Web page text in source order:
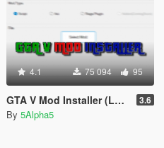
4.1 75 094 95
GTA V Mod Installer (Legacy) 3.6
By 5Alpha5